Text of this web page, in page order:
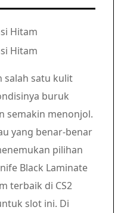
salah satu kulit
buruk
semakin menonjol.
yang benar-benar
pilihan
Black Laminate
terbaik di CS2
slot ini. Di